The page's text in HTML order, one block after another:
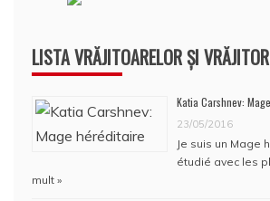
LISTA VRĂJITOARELOR ȘI
Katia Carshnev:
23/05/2016
Je suis un Mage
étudié avec les
mult »